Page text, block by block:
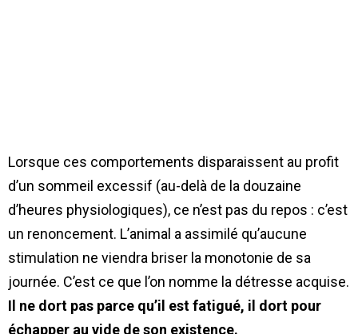
Lorsque ces comportements disparaissent au profit
d’un sommeil excessif (au-delà de la douzaine
d’heures physiologiques), ce n’est pas du repos : c’est
un renoncement. L’animal a assimilé qu’aucune
stimulation ne viendra briser la monotonie de sa
journée. C’est ce que l’on nomme la détresse acquise.
Il ne dort pas parce qu’il est fatigué, il dort pour
échapper au vide de son existence.